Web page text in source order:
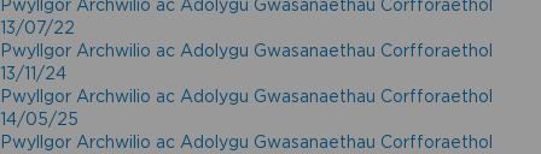
Pwyllgor Archwilio ac Adolygu Gwasanaethau Corfforaethol
13/07/22
Pwyllgor Archwilio ac Adolygu Gwasanaethau Corfforaethol
13/11/24
Pwyllgor Archwilio ac Adolygu Gwasanaethau Corfforaethol
14/05/25
Pwyllgor Archwilio ac Adolygu Gwasanaethau Corfforaethol